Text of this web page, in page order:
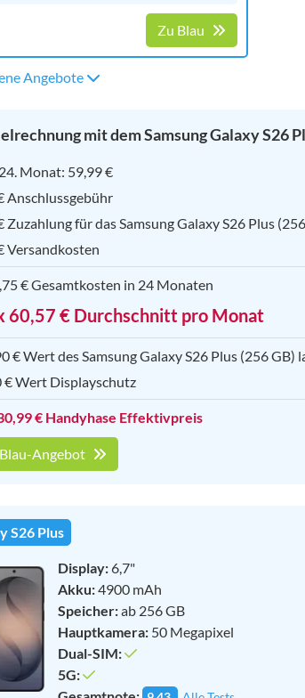
Zu Blau
Angebote
mit dem Samsung Galaxy S26
Monat: 59,99 €
Anschlussgebühr
Zuzahlung für das Samsung Galaxy S26 Plus
Versandkosten
€ Gesamtkosten in 24 Monaten
60,57 € Durchschnitt pro Monat
€ Wert des Samsung Galaxy S26 Plus (256 GB)
€ Wert Displayschutz
€ Handyhase Effektivpreis
Angebot
S26 Plus
Display:6,7"
Akku:4900 mAh
Speicher:ab 256 GB
Hauptkamera: 50 Megapixel
Dual-SIM:
5G: